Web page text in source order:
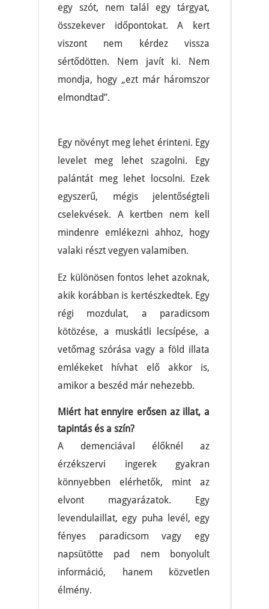
egy szót, nem talál egy tárgyat,
összekever időpontokat. A kert
viszont nem kérdez vissza
sértődötten. Nem javít ki. Nem
mondja, hogy „ezt már háromszor
elmondtad”.
Egy növényt meg lehet érinteni. Egy
levelet meg lehet szagolni. Egy
palántát meg lehet locsolni. Ezek
egyszerű, mégis jelentőségteli
cselekvések. A kertben nem kell
mindenre emlékezni ahhoz, hogy
valaki részt vegyen valamiben.
Ez különösen fontos lehet azoknak,
akik korábban is kertészkedtek. Egy
régi mozdulat, a paradicsom
kötözése, a muskátli lecsípése, a
vetőmag szórása vagy a föld illata
emlékeket hívhat elő akkor is,
amikor a beszéd már nehezebb.
Miért hat ennyire erősen az illat, a
tapintás és a szín?
A demenciával élőknél az
érzékszervi ingerek gyakran
könnyebben elérhetők, mint az
elvont magyarázatok. Egy
levendulaillat, egy puha levél, egy
fényes paradicsom vagy egy
napsütötte pad nem bonyolult
információ, hanem közvetlen
élmény.